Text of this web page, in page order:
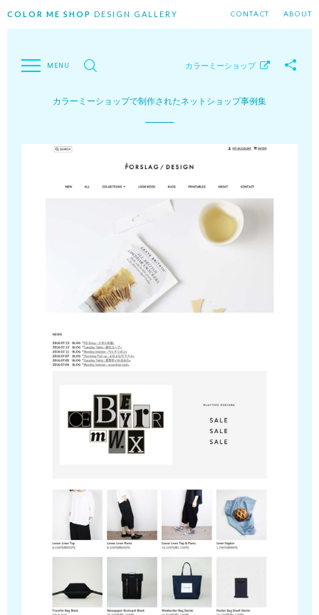
COLOR ME SHOP DESIGN GALLERY CONTACT ABOUT
カラーミーショップで制作されたネットショップ事例集
カラーミーショップ